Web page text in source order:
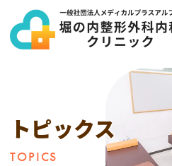
トピックス
TOPICS